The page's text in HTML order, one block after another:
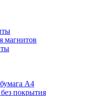
магнитов
А4
покрытия